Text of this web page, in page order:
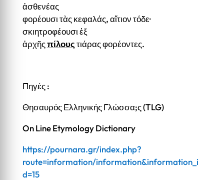
ἀσθενέας
φορέουσι τὰς κεφαλάς, αἴτιον τόδε·
σκιητροφέουσι ἐξ
ἀρχῆςπίλουςτιάρας φορέοντες.
Πηγές :
Θησαυρός Ελληνικής Γλώσσα;ς (TLG)
On Line Etymology Dictionary
https://pournara.gr/index.php?
route=information/information&information_i
d=15